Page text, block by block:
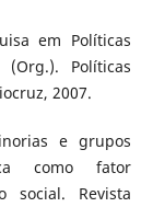
em Políticas
Políticas
2007.
e grupos
como fator
social. Revista